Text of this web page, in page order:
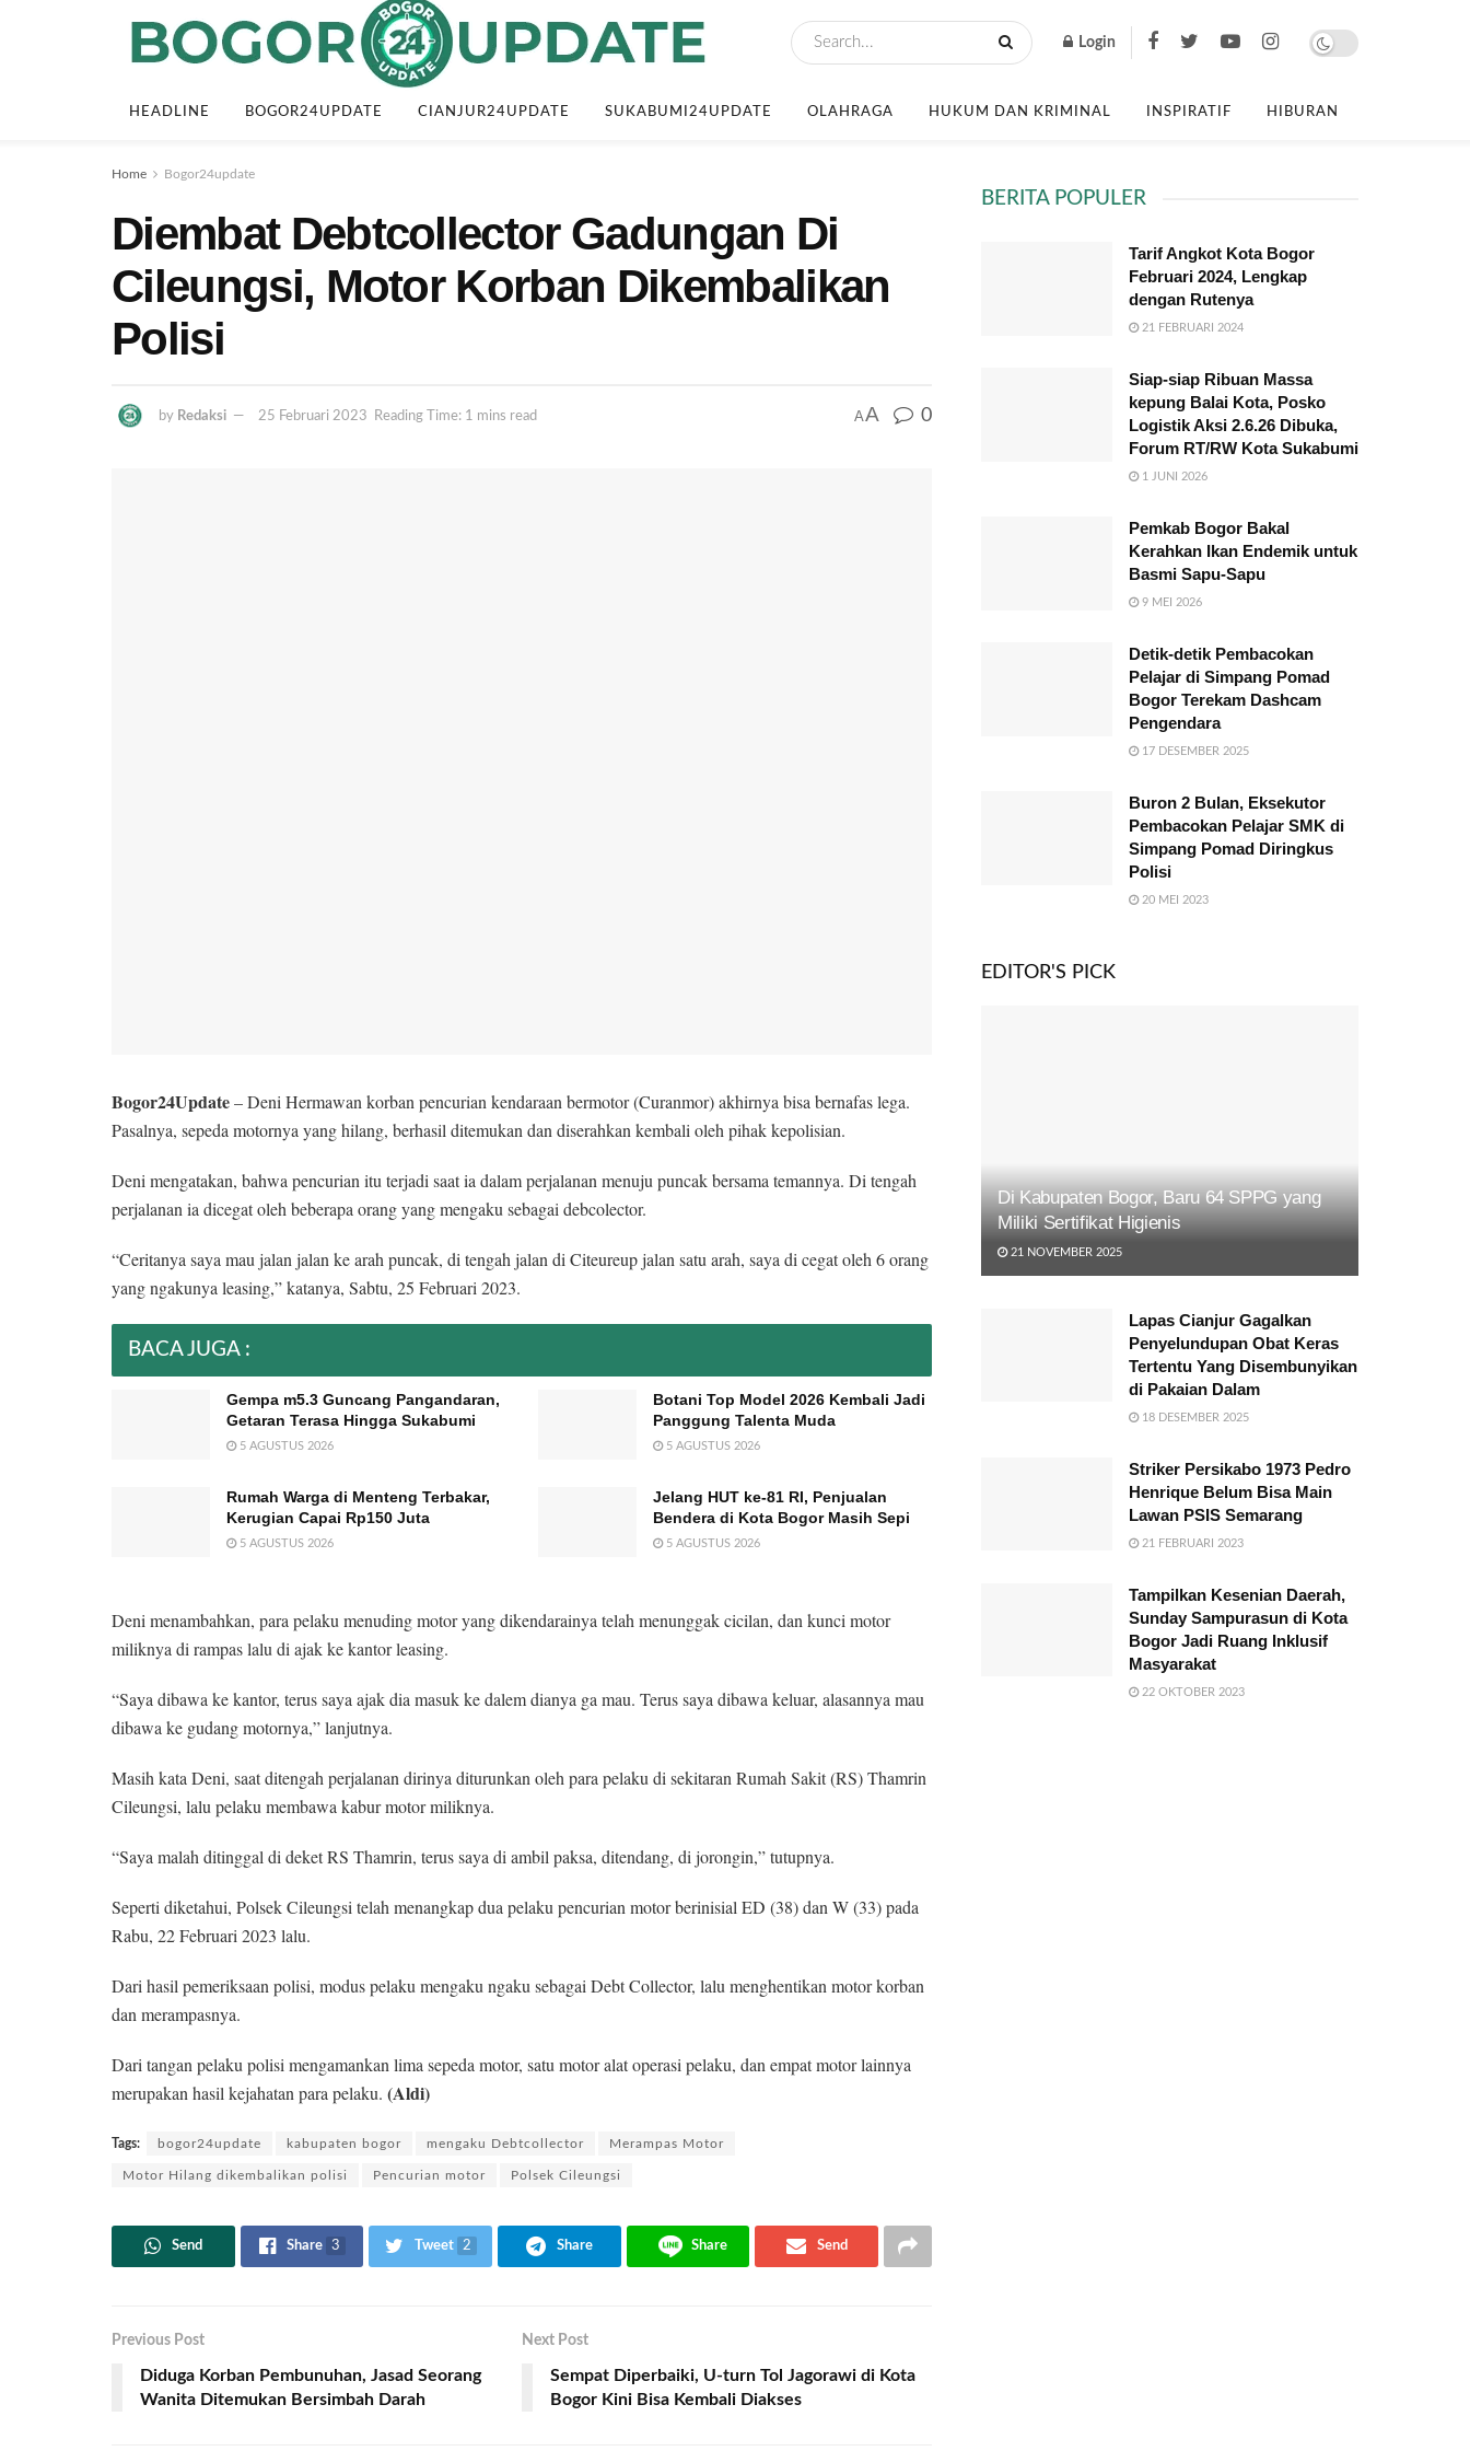
Login
HEADLINE BOGOR24UPDATE CIANJUR24UPDATE SUKABUMI24UPDATE OLAHRAGA HUKUM DAN KRIMINAL INSPIRATIF HIBURAN
Home Bogor24update
Diembat Debtcollector Gadungan Di
Cileungsi, Motor Korban Dikembalikan
Polisi
by Redaksi 25 Februari 2023 Reading Time: 1 mins read AA 0
Bogor24Update– Deni Hermawan korban pencurian kendaraan bermotor (Curanmor) akhirnya bisa bernafas lega.
Pasalnya, sepeda motornya yang hilang, berhasil ditemukan dan diserahkan kembali oleh pihak kepolisian.
Deni mengatakan, bahwa pencurian itu terjadi saat ia dalam perjalanan menuju puncak bersama temannya. Di tengah
perjalanan ia dicegat oleh beberapa orang yang mengaku sebagai debcolector.
“Ceritanya saya mau jalan jalan ke arah puncak, di tengah jalan di Citeureup jalan satu arah, saya di cegat oleh 6 orang
yang ngakunya leasing,” katanya, Sabtu, 25 Februari 2023.
BACA JUGA :
Gempa m5.3 Guncang Pangandaran,
Getaran Terasa Hingga Sukabumi
5 AGUSTUS 2026
Botani Top Model 2026 Kembali Jadi
Panggung Talenta Muda
5 AGUSTUS 2026
Rumah Warga di Menteng Terbakar,
Kerugian Capai Rp150 Juta
5 AGUSTUS 2026
Jelang HUT ke-81 RI, Penjualan
Bendera di Kota Bogor Masih Sepi
5 AGUSTUS 2026
Deni menambahkan, para pelaku menuding motor yang dikendarainya telah menunggak cicilan, dan kunci motor
miliknya di rampas lalu di ajak ke kantor leasing.
“Saya dibawa ke kantor, terus saya ajak dia masuk ke dalem dianya ga mau. Terus saya dibawa keluar, alasannya mau
dibawa ke gudang motornya,” lanjutnya.
Masih kata Deni, saat ditengah perjalanan dirinya diturunkan oleh para pelaku di sekitaran Rumah Sakit (RS) Thamrin
Cileungsi, lalu pelaku membawa kabur motor miliknya.
“Saya malah ditinggal di deket RS Thamrin, terus saya di ambil paksa, ditendang, di jorongin,” tutupnya.
Seperti diketahui, Polsek Cileungsi telah menangkap dua pelaku pencurian motor berinisial ED (38) dan W (33) pada
Rabu, 22 Februari 2023 lalu.
Dari hasil pemeriksaan polisi, modus pelaku mengaku ngaku sebagai Debt Collector, lalu menghentikan motor korban
dan merampasnya.
Dari tangan pelaku polisi mengamankan lima sepeda motor, satu motor alat operasi pelaku, dan empat motor lainnya
merupakan hasil kejahatan para pelaku. (Aldi)
Tags: bogor24update kabupaten bogor mengaku Debtcollector Merampas Motor
Motor Hilang dikembalikan polisi Pencurian motor Polsek Cileungsi
Send Share 3 Tweet 2 Share Share Send
Previous Post
Diduga Korban Pembunuhan, Jasad Seorang
Wanita Ditemukan Bersimbah Darah
Next Post
Sempat Diperbaiki, U-turn Tol Jagorawi di Kota
Bogor Kini Bisa Kembali Diakses
BERITA POPULER
Tarif Angkot Kota Bogor
Februari 2024, Lengkap
dengan Rutenya
21 FEBRUARI 2024
Siap-siap Ribuan Massa
kepung Balai Kota, Posko
Logistik Aksi 2.6.26 Dibuka,
Forum RT/RW Kota Sukabumi
1 JUNI 2026
Pemkab Bogor Bakal
Kerahkan Ikan Endemik untuk
Basmi Sapu-Sapu
9 MEI 2026
Detik-detik Pembacokan
Pelajar di Simpang Pomad
Bogor Terekam Dashcam
Pengendara
17 DESEMBER 2025
Buron 2 Bulan, Eksekutor
Pembacokan Pelajar SMK di
Simpang Pomad Diringkus
Polisi
20 MEI 2023
EDITOR'S PICK
Di Kabupaten Bogor, Baru 64 SPPG yang
Miliki Sertifikat Higienis
21 NOVEMBER 2025
Lapas Cianjur Gagalkan
Penyelundupan Obat Keras
Tertentu Yang Disembunyikan
di Pakaian Dalam
18 DESEMBER 2025
Striker Persikabo 1973 Pedro
Henrique Belum Bisa Main
Lawan PSIS Semarang
21 FEBRUARI 2023
Tampilkan Kesenian Daerah,
Sunday Sampurasun di Kota
Bogor Jadi Ruang Inklusif
Masyarakat
22 OKTOBER 2023